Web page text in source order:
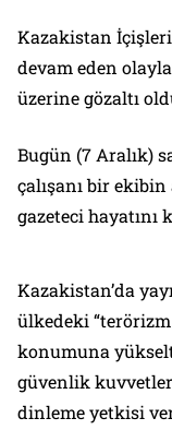
Kazakistan İçişleri
devam eden
üzerine gözaltı
Bugün (7 Aralık)
çalışanı bir ekibin
gazeteci hayatını
Kazakistan’da
ülkedeki
konumuna
güvenlik
dinleme yetkisi